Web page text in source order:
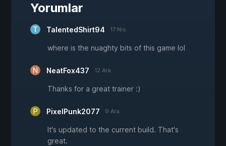
Yorumlar
TalentedShirt94 17 Nis
where is the nuaghty bits of this game lol
NeatFox437 12 Ara
Thanks for a great trainer :)
PixelPunk2077 9 Ara
It's updated to the current build. That's
great.